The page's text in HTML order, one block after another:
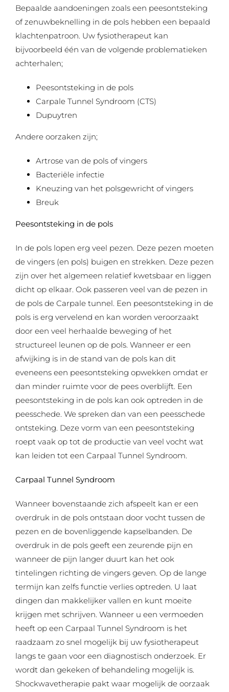
Bepaalde aandoeningen zoals een peesontsteking
of zenuwbeknelling in de pols hebben een bepaald
klachtenpatroon. Uw fysiotherapeut kan
bijvoorbeeld één van de volgende problematieken
achterhalen;
Peesontsteking in de pols
Carpale Tunnel Syndroom (CTS)
Dupuytren
Andere oorzaken zijn;
Artrose van de pols of vingers
Bacteriële infectie
Kneuzing van het polsgewricht of vingers
Breuk
Peesontsteking in de pols
In de pols lopen erg veel pezen. Deze pezen moeten
de vingers (en pols) buigen en strekken. Deze pezen
zijn over het algemeen relatief kwetsbaar en liggen
dicht op elkaar. Ook passeren veel van de pezen in
de pols de Carpale tunnel. Een peesontsteking in de
pols is erg vervelend en kan worden veroorzaakt
door een veel herhaalde beweging of het
structureel leunen op de pols. Wanneer er een
afwijking is in de stand van de pols kan dit
eveneens een peesontsteking opwekken omdat er
dan minder ruimte voor de pees overblijft. Een
peesontsteking in de pols kan ook optreden in de
peesschede. We spreken dan van een peesschede
ontsteking. Deze vorm van een peesontsteking
roept vaak op tot de productie van veel vocht wat
kan leiden tot een Carpaal Tunnel Syndroom.
Carpaal Tunnel Syndroom
Wanneer bovenstaande zich afspeelt kan er een
overdruk in de pols ontstaan door vocht tussen de
pezen en de bovenliggende kapselbanden. De
overdruk in de pols geeft een zeurende pijn en
wanneer de pijn langer duurt kan het ook
tintelingen richting de vingers geven. Op de lange
termijn kan zelfs functie verlies optreden. U laat
dingen dan makkelijker vallen en kunt moeite
krijgen met schrijven. Wanneer u een vermoeden
heeft op een Carpaal Tunnel Syndroom is het
raadzaam zo snel mogelijk bij uw fysiotherapeut
langs te gaan voor een diagnostisch onderzoek. Er
wordt dan gekeken of behandeling mogelijk is.
Shockwavetherapie pakt waar mogelijk de oorzaak